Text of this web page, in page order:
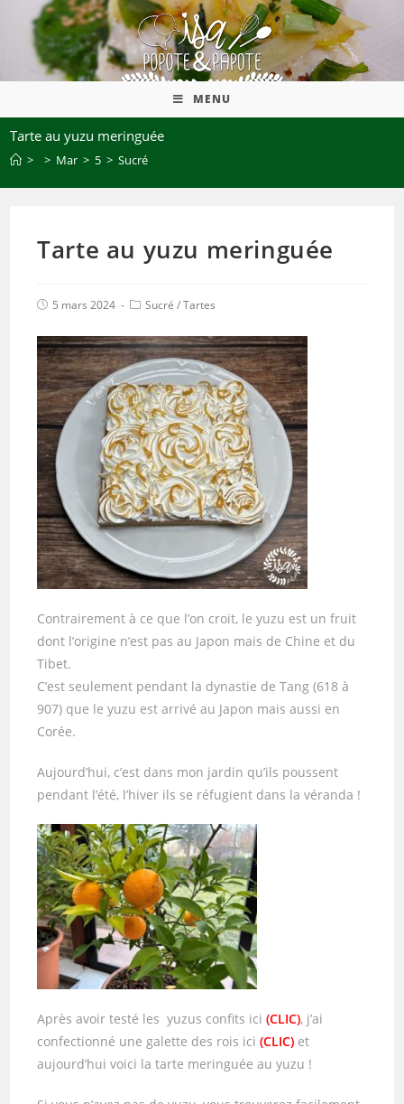
MENU
Tarte au yuzu meringuée
> > Mar > 5 > Sucré
Tarte au yuzu meringuée
5 mars 2024 Sucré /Tartes
Contrairement à ce que l’on croit, le yuzu est un fruit
dont l’origine n’est pas au Japon mais de Chine et du
Tibet.
C’est seulement pendant la dynastie de Tang (618 à
907) que le yuzu est arrivé au Japon mais aussi en
Corée.
Aujourd’hui, c’est dans mon jardin qu’ils poussent
pendant l’été, l’hiver ils se réfugient dans la véranda !
Après avoir testé les yuzus confits ici (CLIC), j’ai
confectionné une galette des rois ici(CLIC) et
aujourd’hui voici la tarte meringuée au yuzu !